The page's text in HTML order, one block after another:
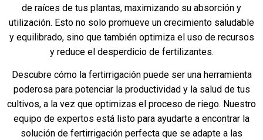
de raíces de tus plantas, maximizando su absorción y
utilización. Esto no solo promueve un crecimiento saludable
y equilibrado, sino que también optimiza el uso de recursos
y reduce el desperdicio de fertilizantes.
Descubre cómo la fertirrigación puede ser una herramienta
poderosa para potenciar la productividad y la salud de tus
cultivos, a la vez que optimizas el proceso de riego. Nuestro
equipo de expertos está listo para ayudarte a encontrar la
solución de fertirrigación perfecta que se adapte a las